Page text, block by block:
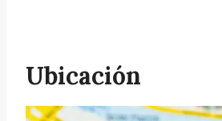
Ubicación